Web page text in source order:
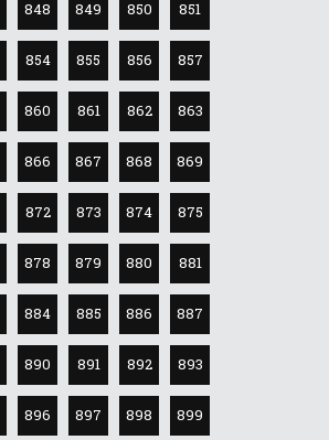
848 849 850 851
854 855 856 857
860 861 862 863
866 867 868 869
872 873 874 875
878 879 880 881
884 885 886 887
890 891 892 893
896 897 898 899